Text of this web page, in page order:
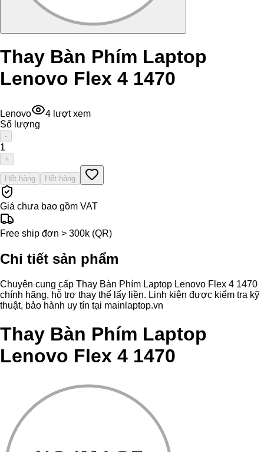
Thay Bàn Phím Laptop
Lenovo Flex 4 1470
Lenovo 4 lượt xem
Số lượng
-
1
+
Hết hàng Hết hàng
Giá chưa bao gồm VAT
Free ship đơn > 300k (QR)
Chi tiết sản phẩm
Chuyên cung cấp Thay Bàn Phím Laptop Lenovo Flex 4 1470
chính hãng, hỗ trợ thay thế lấy liền. Linh kiện được kiểm tra kỹ
thuật, bảo hành uy tín tại mainlaptop.vn
Thay Bàn Phím Laptop
Lenovo Flex 4 1470